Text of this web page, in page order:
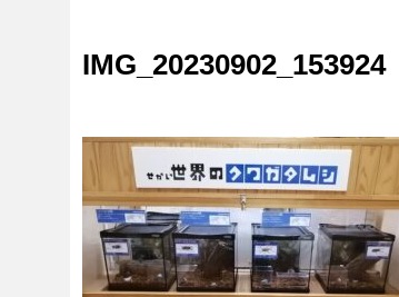
IMG_20230902_153924